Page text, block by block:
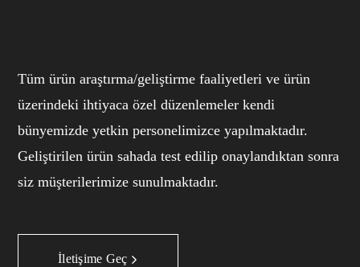
Tüm ürün araştırma/geliştirme faaliyetleri ve ürün
üzerindeki ihtiyaca özel düzenlemeler kendi
bünyemizde yetkin personelimizce yapılmaktadır.
Geliştirilen ürün sahada test edilip onaylandıktan sonra
siz müşterilerimize sunulmaktadır.
İletişime Geç